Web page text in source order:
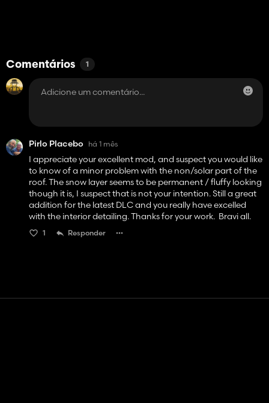
Comentários 1
Pirlo Placebo há 1 mês
I appreciate your excellent mod, and suspect you would like
to know of a minor problem with the non/solar part of the
roof. The snow layer seems to be permanent / fluffy looking
though it is, I suspect that is not your intention. Still a great
addition for the latest DLC and you really have excelled
with the interior detailing. Thanks for your work. Bravi all.
1 Responder